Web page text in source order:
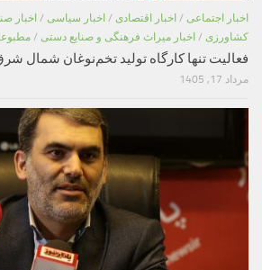
اخبار اجتماعی / اخبار اقتصادی / اخبار سیاسی / اخبار
کشاورزی / اخبار میراث فرهنگی و صنایع دستی /
فعالیت تنها کارگاه تولید تخم‌نوغان شمال
مرداد 17, 1405